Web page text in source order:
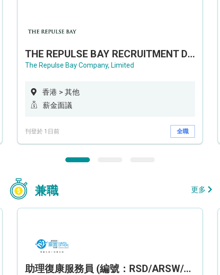
THE REPULSE BAY RECRUITMENT DAY 淺水灣影灣園人才招聘會
The Repulse Bay Company, Limited
香港 > 其他
薪金面議
刊登於 1日前 全職
兼職 更多
助理復康服務員 (編號：RSD/ARSW/CTE)